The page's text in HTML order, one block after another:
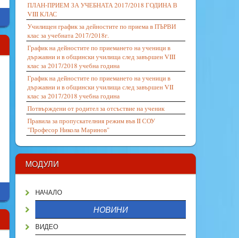
ПЛАН-ПРИЕМ ЗА УЧЕБНАТА 2017/2018 ГОДИНА В
VIII КЛАС
Училищен график за дейностите по приема в ПЪРВИ
клас за учебната 2017/2018г.
График на дейностите по приемането на ученици в
държавни и в общински училища след завършен VIII
клас за 2017/2018 учебна година
График на дейностите по приемането на ученици в
държавни и в общински училища след завършен VII
клас за 2017/2018 учебна година
Потвърждени от родител за отсъствие на ученик
Правила за пропускателния режим във II СОУ
"Професор Никола Маринов"
МОДУЛИ
НАЧАЛО
НОВИНИ
ВИДЕО